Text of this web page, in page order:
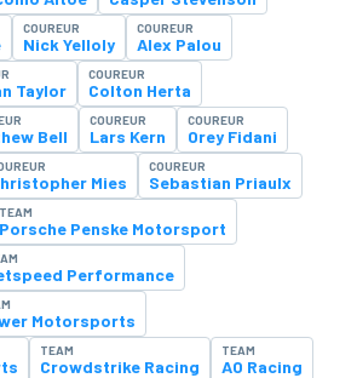
COUREUR
Nick Yelloly
COUREUR
Alex Palou
Taylor
COUREUR
Colton Herta
Bell
COUREUR
Lars Kern
COUREUR
Orey Fidani
Mies
COUREUR
Sebastian Priaulx
TEAM
Porsche Penske Motorsport
Performance
Motorsports
TEAM
Crowdstrike Racing
TEAM
AO Racing